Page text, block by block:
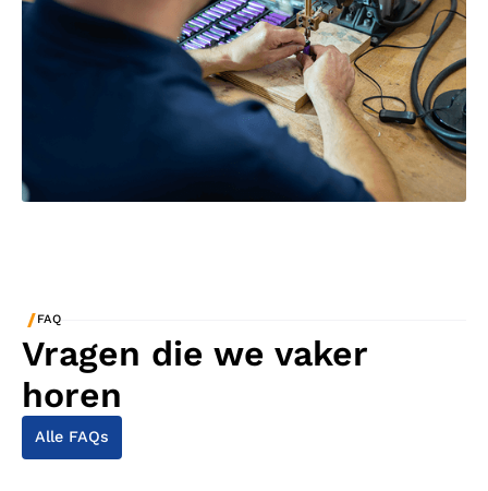
/FAQ
Vragen die we vaker
horen
Alle FAQs